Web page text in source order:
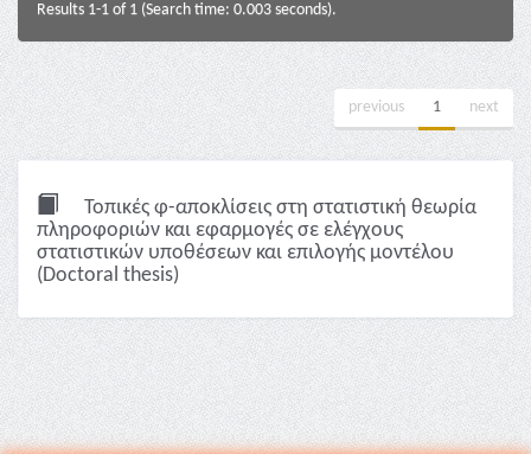
Results 1-1 of 1 (Search time: 0.003 seconds).
previous 1 next
Τοπικές φ-αποκλίσεις στη στατιστική θεωρία
πληροφοριών και εφαρμογές σε ελέγχους
στατιστικών υποθέσεων και επιλογής μοντέλου
(Doctoral thesis)